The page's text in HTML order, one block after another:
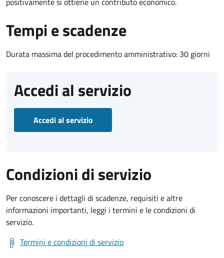
Tempi e scadenze
Durata massima del procedimento amministrativo: 30 giorni
Accedi al servizio
Accedi al servizio
Condizioni di servizio
Per conoscere i dettagli di scadenze, requisiti e altre
informazioni importanti, leggi i termini e le condizioni di
servizio.
Termini e condizioni di servizio